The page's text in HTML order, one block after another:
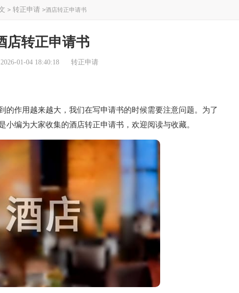
> 转正申请 >酒店转正申请书
店转正申请书
01-04 18:40:18 转正申请
作用越来越大，我们在写申请书的时候需要注意问题。为了
编为大家收集的酒店转正申请书，欢迎阅读与收藏。